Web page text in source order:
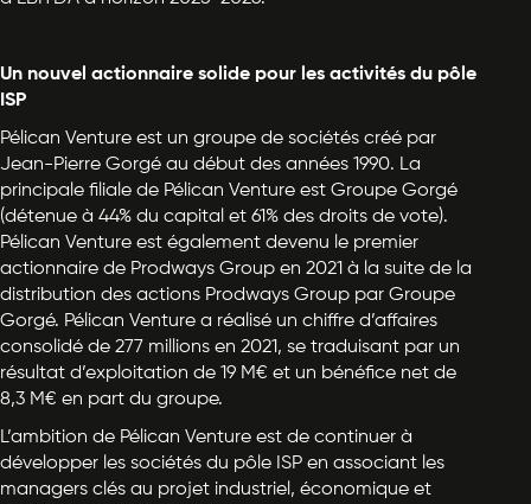
Un nouvel actionnaire solide pour les activités du pôle
ISP
Pélican Venture est un groupe de sociétés créé par
Jean-Pierre Gorgé au début des années 1990. La
principale filiale de Pélican Venture est Groupe Gorgé
(détenue à 44% du capital et 61% des droits de vote).
Pélican Venture est également devenu le premier
actionnaire de Prodways Group en 2021 à la suite de la
distribution des actions Prodways Group par Groupe
Gorgé. Pélican Venture a réalisé un chiffre d’affaires
consolidé de 277 millions en 2021, se traduisant par un
résultat d’exploitation de 19 M€ et un bénéfice net de
8,3 M€ en part du groupe.
L’ambition de Pélican Venture est de continuer à
développer les sociétés du pôle ISP en associant les
managers clés au projet industriel, économique et